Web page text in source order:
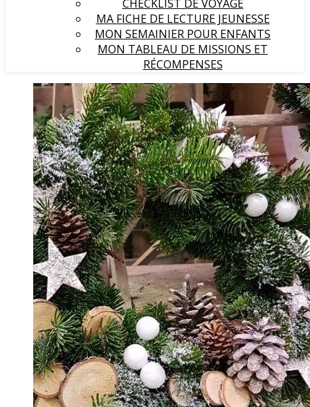
CHECKLIST DE VOYAGE
MA FICHE DE LECTURE JEUNESSE
MON SEMAINIER POUR ENFANTS
MON TABLEAU DE MISSIONS ET
RÉCOMPENSES